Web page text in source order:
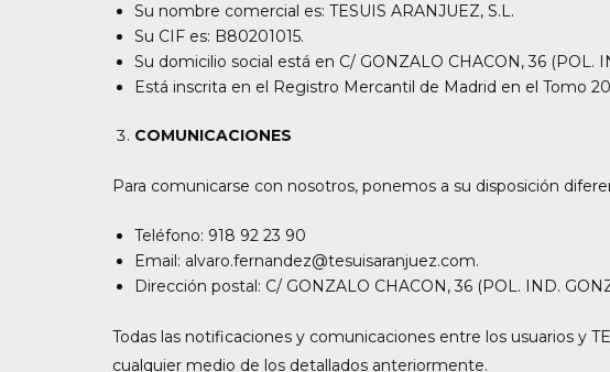
Su nombre comercial es: TESUIS ARANJUEZ, S.L.
Su CIF es: B80201015.
Su domicilio social está en C/ GONZALO CHACON, 36 (POL.
Está inscrita en el Registro Mercantil de Madrid en el Tomo
COMUNICACIONES
Para comunicarse con nosotros, ponemos a su disposición
Teléfono: 918 92 23 90
Email: alvaro.fernandez@tesuisaranjuez.com.
Dirección postal: C/ GONZALO CHACON, 36 (POL. IND.
Todas las notificaciones y comunicaciones entre los usuarios y
cualquier medio de los detallados anteriormente.